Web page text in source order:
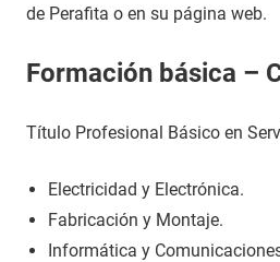
de Perafita o en su página web.
Formación básica –
Título Profesional Básico en
Electricidad y Electrónica.
Fabricación y Montaje.
Informática y